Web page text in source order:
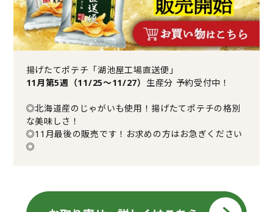
揚げたてポテチ「湖池屋工場直送便」
11月第5週（11/25～11/27） 生産分 予約受付中！
◎北海道産のじゃがいも使用！揚げたてポテチの格別
な美味しさ！
◎11月最後の販売です！お求めの方はお急ぎください
◎